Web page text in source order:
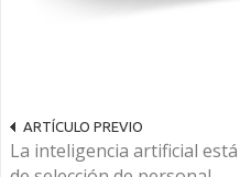
ARTÍCULO PREVIO
La inteligencia artificial